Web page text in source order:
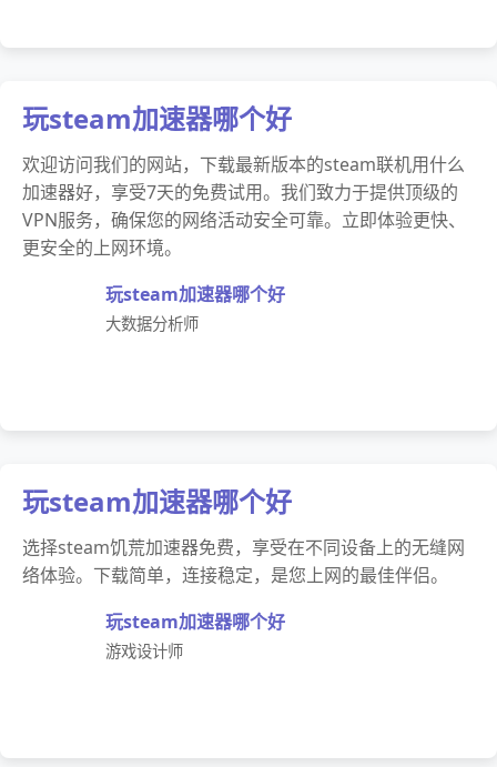
玩steam加速器哪个好
欢迎访问我们的网站，下载最新版本的steam联机用什么
加速器好，享受7天的免费试用。我们致力于提供顶级的
VPN服务，确保您的网络活动安全可靠。立即体验更快、
更安全的上网环境。
玩steam加速器哪个好
大数据分析师
玩steam加速器哪个好
选择steam饥荒加速器免费，享受在不同设备上的无缝网
络体验。下载简单，连接稳定，是您上网的最佳伴侣。
玩steam加速器哪个好
游戏设计师